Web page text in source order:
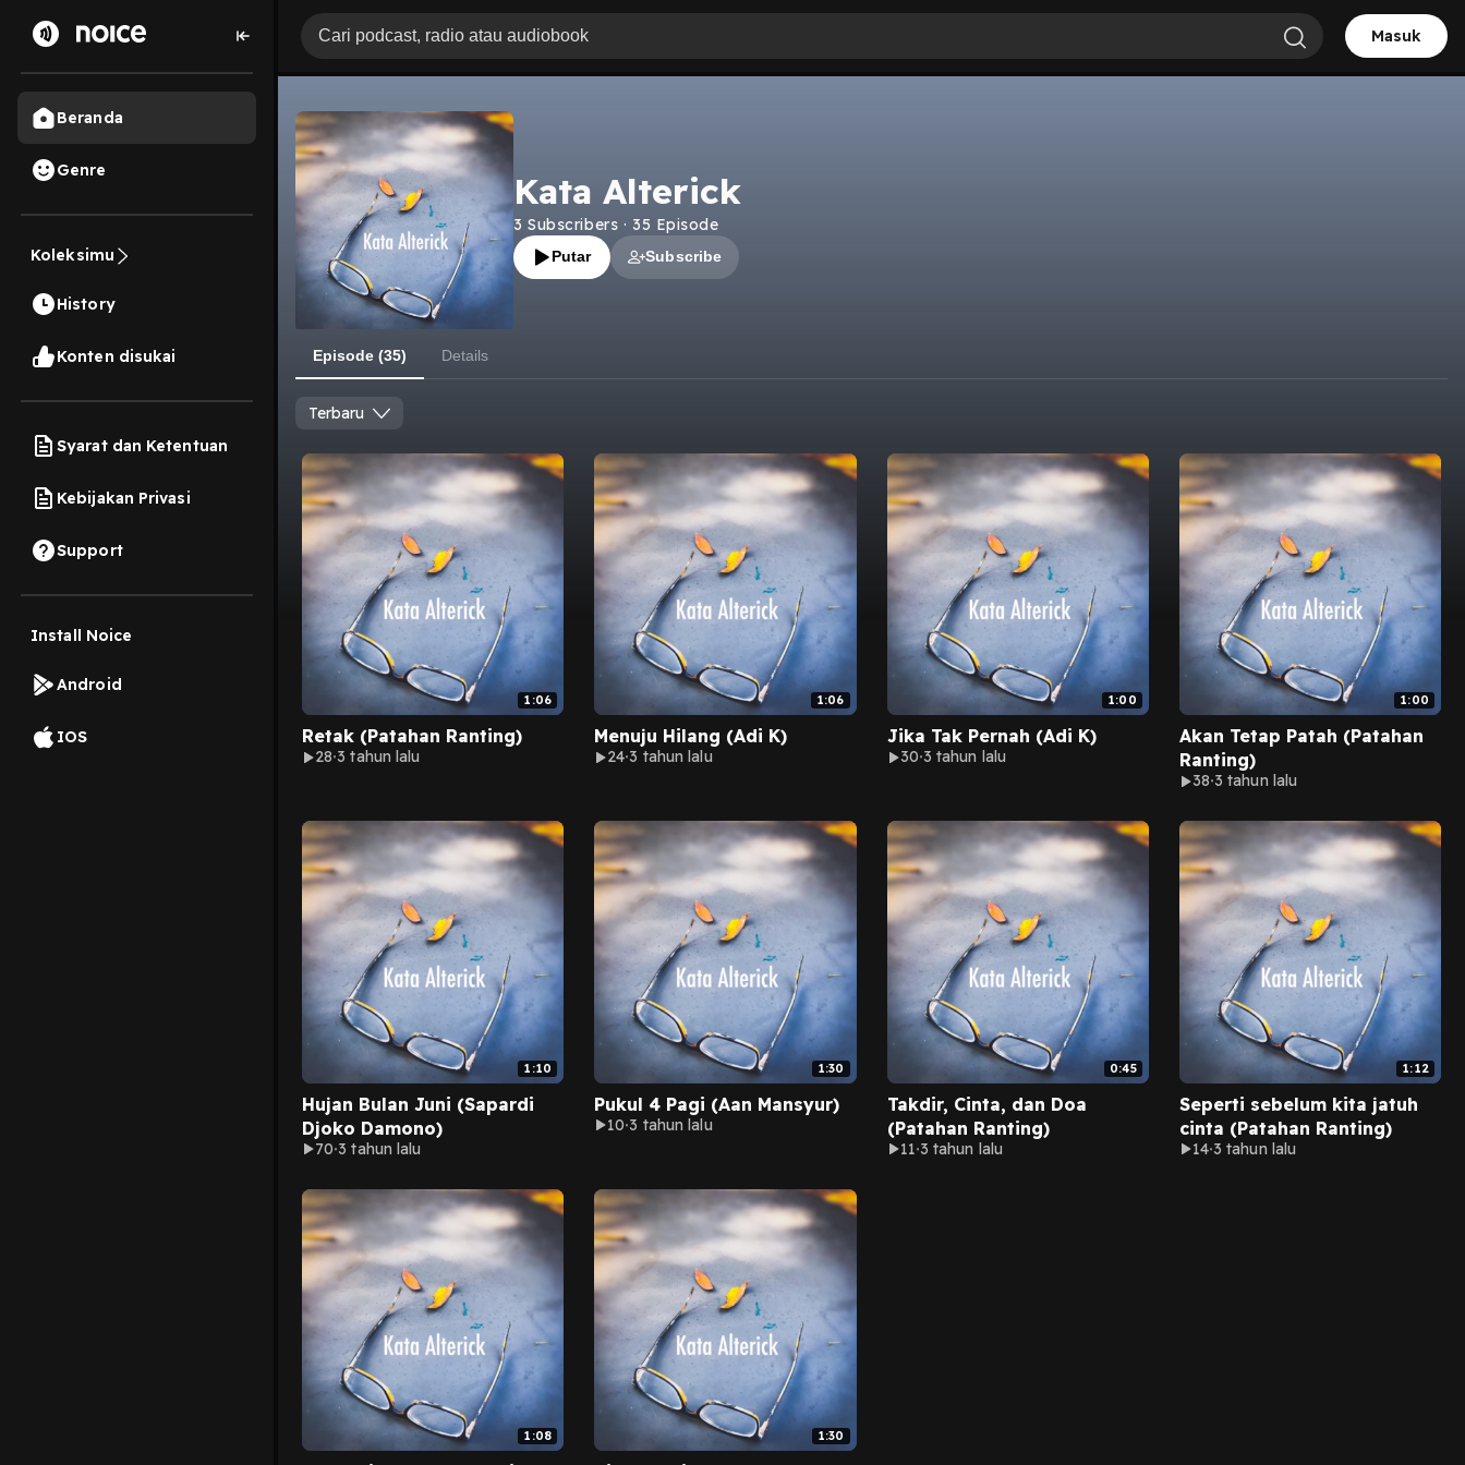
Beranda
Genre
Koleksimu
History
Konten disukai
Syarat dan Ketentuan
Kebijakan Privasi
Support
Install Noice
Android
IOS
Masuk
Kata Alterick
3 Subscribers · 35 Episode
Putar Subscribe
Episode (35) Details
Terbaru
1:06
Retak (Patahan Ranting)
28 3 tahun lalu
1:06
Menuju Hilang (Adi K)
24 3 tahun lalu
1:00
Jika Tak Pernah (Adi K)
30 3 tahun lalu
1:00
Akan Tetap Patah (Patahan
Ranting)
38 3 tahun lalu
1:10
Hujan Bulan Juni (Sapardi
Djoko Damono)
70 3 tahun lalu
1:30
Pukul 4 Pagi (Aan Mansyur)
10 3 tahun lalu
0:45
Takdir, Cinta, dan Doa
(Patahan Ranting)
11 3 tahun lalu
1:12
Seperti sebelum kita jatuh
cinta (Patahan Ranting)
14 3 tahun lalu
1:08 1:30